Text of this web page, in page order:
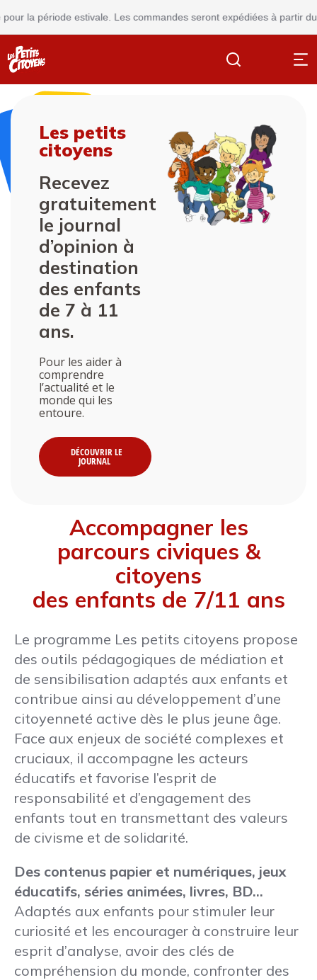
période estivale. Les commandes seront expédiées à partir du24
Les petits
citoyens
Recevez
gratuitement
le journal
d’opinion à
destination
des enfants
de 7 à 11
ans.
Pour les aider à
comprendre
l’actualité et le
monde qui les
entoure.
DÉCOUVRIR LE
JOURNAL
Accompagner les
parcours civiques &
citoyens
des enfants de 7/11 ans
Le programme Les petits citoyens propose
des outils pédagogiques de médiation et
de sensibilisation adaptés aux enfants et
contribue ainsi au développement d’une
citoyenneté active dès le plus jeune âge.
Face aux enjeux de société complexes et
cruciaux, il accompagne les acteurs
éducatifs et favorise l’esprit de
responsabilité et d’engagement des
enfants tout en transmettant des valeurs
de civisme et de solidarité.
Des contenus papier et numériques, jeux
éducatifs, séries animées, livres, BD…
Adaptés aux enfants pour stimuler leur
curiosité et les encourager à construire leur
esprit d’analyse, avoir des clés de
compréhension du monde, confronter des